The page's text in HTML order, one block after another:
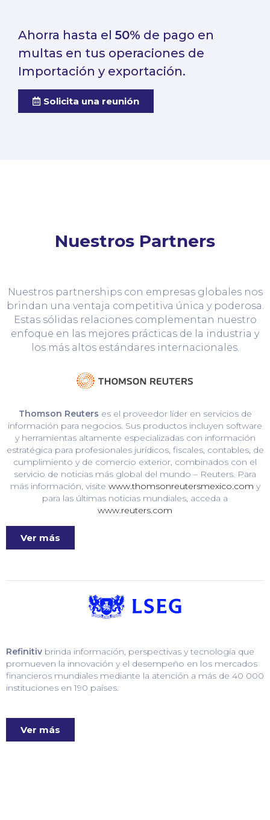
Ahorra hasta el 50% de pago en
multas en tus operaciones de
Importación y exportación.
Solicita una reunión
Nuestros Partners
Nuestros partnerships con empresas globales nos
brindan una ventaja competitiva única y poderosa.
Estas sólidas relaciones complementan nuestro
enfoque en las mejores prácticas de la industria y
los más altos estándares internacionales.
Thomson Reuters es el proveedor líder en servicios de
información para negocios. Sus productos incluyen software
y herramientas altamente especializadas con información
estratégica para profesionales jurídicos, fiscales, contables, de
cumplimiento y de comercio exterior, combinados con el
servicio de noticias más global del mundo – Reuters. Para
más información, visite www.thomsonreutersmexico.com y
para las últimas noticias mundiales, acceda a
www.reuters.com
Ver más
Refinitiv brinda información, perspectivas y tecnología que
promueven la innovación y el desempeño en los mercados
financieros mundiales mediante la atención a más de 40 000
instituciones en 190 países.
Ver más